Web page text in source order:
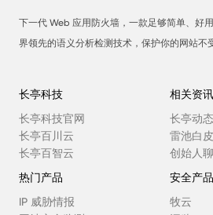
下一代 Web 应用防火墙，一款足够简单、好
界领先的语义分析检测技术，保护你的网站不
长亭科技
长亭科技官网
长亭百川云
长亭百智云
相关资讯
长亭动态
雷池白
创始人
热门产品
IP 威胁情报
安全产品
牧云